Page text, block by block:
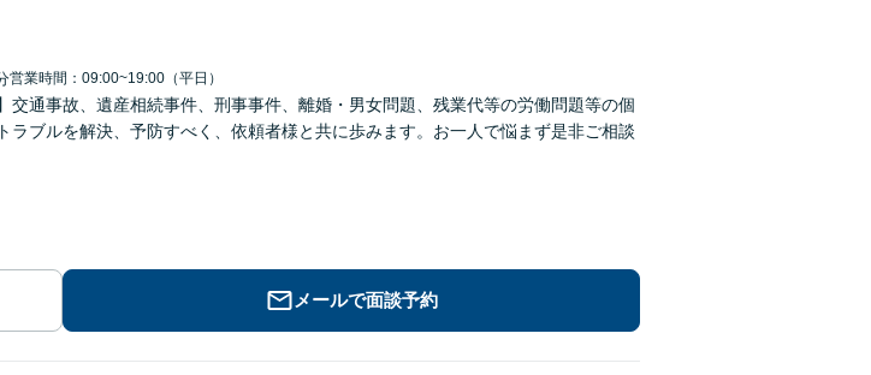
営業時間：09:00~19:00（平日）
交通事故、遺産相続事件、刑事事件、離婚・男女問題、残業代等の労働問題等の個
ラブルを解決、予防すべく、依頼者様と共に歩みます。お一人で悩まず是非ご相談
メールで面談予約